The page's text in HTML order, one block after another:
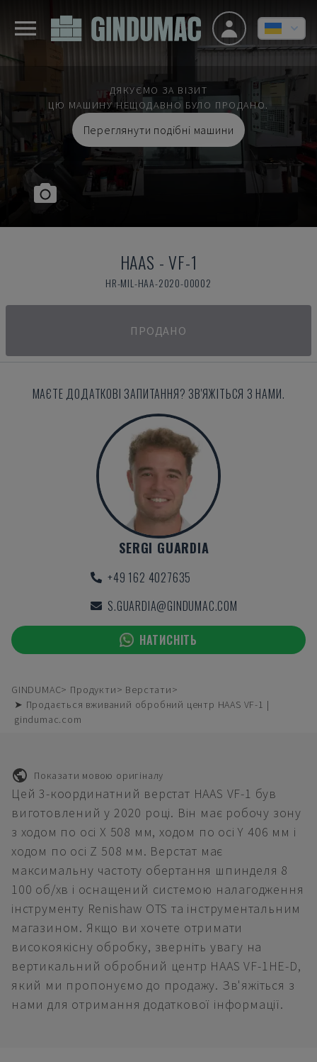
ДЯКУЄМО ЗА ВІЗИТ
ЦЮ МАШИНУ НЕЩОДАВНО БУЛО ПРОДАНО.
Переглянути подібні машини
HAAS -VF-1
HR-MIL-HAA-2020-00002
ПРОДАНО
МАЄТЕ ДОДАТКОВІ ЗАПИТАННЯ? ЗВ'ЯЖІТЬСЯ З НАМИ.
SERGI GUARDIA
+49 162 4027635
S.GUARDIA@GINDUMAC.COM
НАТИСНІТЬ
GINDUMAC Продукти
Верстати
➤ Продається вживаний обробний центр HAAS VF-1 |
gindumac.com
Показати мовою оригіналу
Цей 3-координатний верстат HAAS VF-1 був
виготовлений у 2020 році. Він має робочу зону
з ходом по осі X 508 мм, ходом по осі Y 406 мм і
ходом по осі Z 508 мм. Верстат має
максимальну частоту обертання шпинделя 8
100 об/хв і оснащений системою налагодження
інструменту Renishaw OTS та інструментальним
магазином. Якщо ви хочете отримати
високоякісну обробку, зверніть увагу на
вертикальний обробний центр HAAS VF-1HE-D,
який ми пропонуємо до продажу. Зв'яжіться з
нами для отримання додаткової інформації.